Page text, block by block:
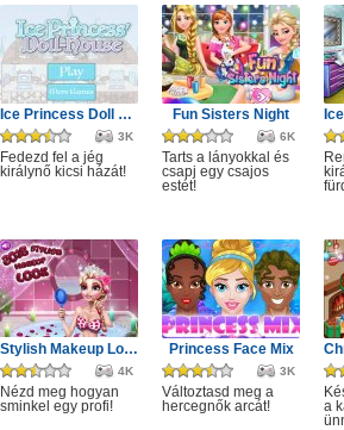
Ice Princess Doll House
3K
Fedezd fel a jég
királynő kicsi házát!
Fun Sisters Night
6K
Tarts a lányokkal és
csapj egy csajos
estét!
Stylish Makeup Look
4K
Nézd meg hogyan
sminkel egy profi!
Princess Face Mix
3K
Változtasd meg a
hercegnők arcát!
a